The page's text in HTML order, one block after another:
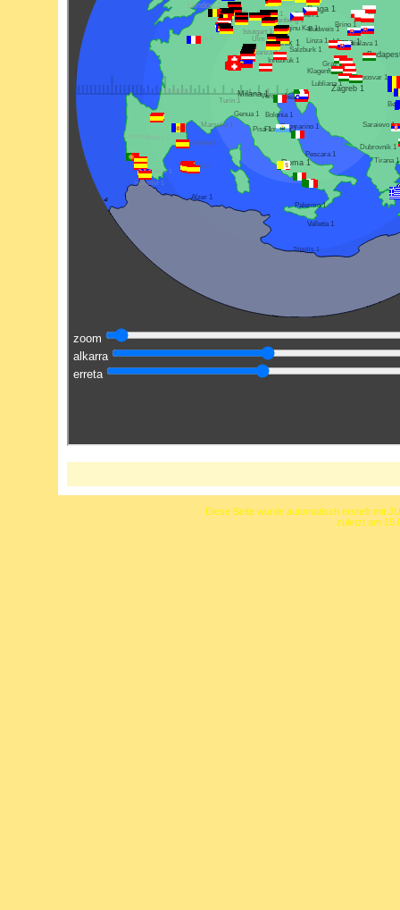
Diese Seite wurde automatisch erstellt mit
zuletzt am